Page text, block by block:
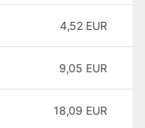
4,52 EUR
9,05 EUR
18,09 EUR